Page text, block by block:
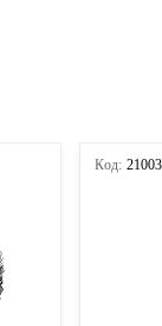
Код: 21003